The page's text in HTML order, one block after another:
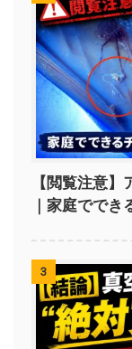
【閲覧注意
｜家庭ででき
3